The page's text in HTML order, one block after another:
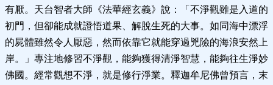
有厭。天台智者大師《法華經玄義》說：「不淨觀雖是入道的
初門，但卻能成就證悟道果、解脫生死的大事。如同海中漂浮
的屍體雖然令人厭惡，然而依靠它就能穿過兇險的海浪安然上
岸。」專注地修習不淨觀，能夠獲得清淨智慧，能夠往生淨妙
佛國。經常觀想不淨，就是修行淨業。釋迦牟尼佛曾預言，末